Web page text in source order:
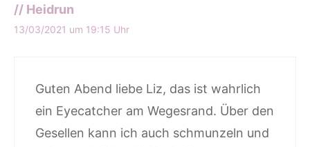
// Heidrun
13/03/2021 um 19:15 Uhr
Guten Abend liebe Liz, das ist wahrlich
ein Eyecatcher am Wegesrand. Über den
Gesellen kann ich auch schmunzeln und